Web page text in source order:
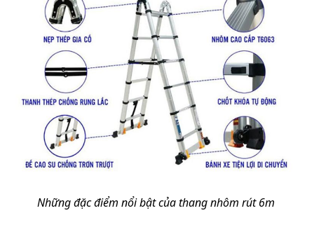
Những đặc điểm nổi bật của thang nhôm rút 6m